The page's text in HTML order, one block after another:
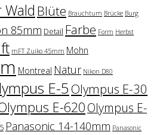
Wald Blüte Brauchtum Brücke Burg
85mm Detail Farbe Form Herbst
mFT Zuiko 45mm Mohn
Montreal Natur Nikon D80
E-5 Olympus E-30
E-620Olympus E-
Panasonic 14-140mm Panasonic